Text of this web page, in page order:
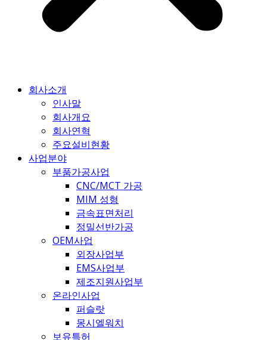
회사소개
인사말
회사개요
회사연혁
주요설비현황
사업분야
부품가공사업
CNC/MCT 가공
MIM 성형
금속표면처리
정밀선반가공
OEM사업
외장사업부
EMS사업부
제조지원사업부
온라인사업
퍼슬랏
몽시엘워치
보유특허